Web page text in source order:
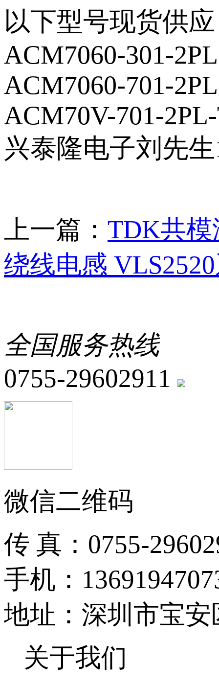
以下型号现货供
ACM7060-301-
ACM7060-701-
ACM70V-701-
兴泰隆电子刘先
上一篇： TDK共模
绕线电感
全国服务热线
0755-29602911
微信二维码
传 真：0755-
手机：
地址：深圳市宝
关于我们